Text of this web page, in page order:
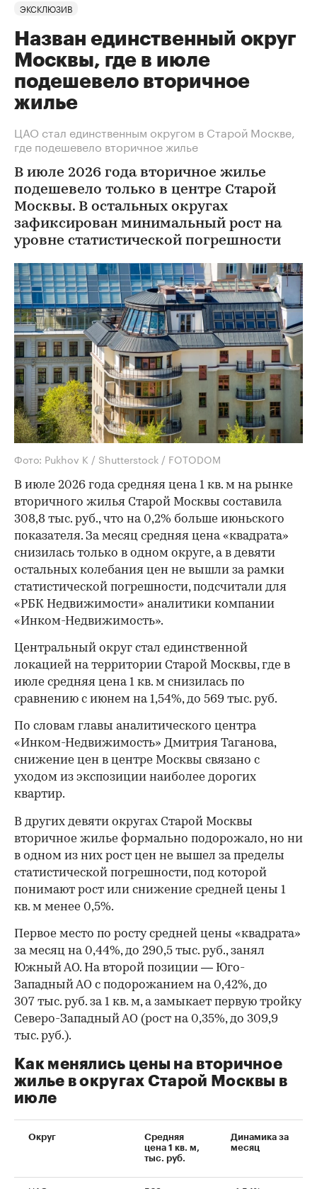
ЭКСКЛЮЗИВ
Назван единственный округ
Москвы, где в июле
подешевело вторичное
жилье
ЦАО стал единственным округом в Старой Москве,
где подешевело вторичное жилье
В июле 2026 года вторичное жилье
подешевело только в центре Старой
Москвы. В остальных округах
зафиксирован минимальный рост на
уровне статистической погрешности
Фото: Pukhov K / Shutterstock / FOTODOM
В июле 2026 года средняя цена 1 кв. м на рынке
вторичного жилья Старой Москвы составила
308,8 тыс. руб., что на 0,2% больше июньского
показателя. За месяц средняя цена «квадрата»
снизилась только в одном округе, а в девяти
остальных колебания цен не вышли за рамки
статистической погрешности, подсчитали для
«РБК Недвижимости» аналитики компании
«Инком-Недвижимость».
Центральный округ стал единственной
локацией на территории Старой Москвы, где в
июле средняя цена 1 кв. м снизилась по
сравнению с июнем на 1,54%, до 569 тыс. руб.
По словам главы аналитического центра
«Инком-Недвижимость» Дмитрия Таганова,
снижение цен в центре Москвы связано с
уходом из экспозиции наиболее дорогих
квартир.
00:00 00:00
В других девяти округах Старой Москвы
вторичное жилье формально подорожало, но ни
в одном из них рост цен не вышел за пределы
статистической погрешности, под которой
понимают рост или снижение средней цены 1
кв. м менее 0,5%.
Первое место по росту средней цены «квадрата»
за месяц на 0,44%, до 290,5 тыс. руб., занял
Южный АО. На второй позиции — Юго-
Западный АО с подорожанием на 0,42%, до
307 тыс. руб. за 1 кв. м, а замыкает первую тройку
Северо-Западный АО (рост на 0,35%, до 309,9
тыс. руб.).
Как менялись цены на вторичное
жилье в округах Старой Москвы в
июле
Округ
Средняя
цена 1 кв. м,
тыс. руб.
Динамика за
месяц